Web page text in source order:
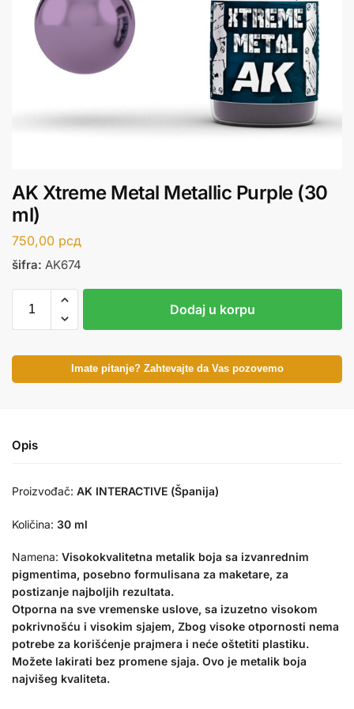
AK Xtreme Metal Metallic Purple (30
ml)
750,00 рсд
šifra: AK674
Dodaj u korpu
Imate pitanje? Zahtevajte da Vas pozovemo
Opis
Proizvođač: AK INTERACTIVE (Španija)
Količina: 30 ml
Namena: Visokokvalitetna metalik boja sa izvanrednim
pigmentima, posebno formulisana za maketare, za
postizanje najboljih rezultata.
Otporna na sve vremenske uslove, sa izuzetno visokom
pokrivnošću i visokim sjajem, Zbog visoke otpornosti nema
potrebe za korišćenje prajmera i neće oštetiti plastiku.
Možete lakirati bez promene sjaja. Ovo je metalik boja
najvišeg kvaliteta.